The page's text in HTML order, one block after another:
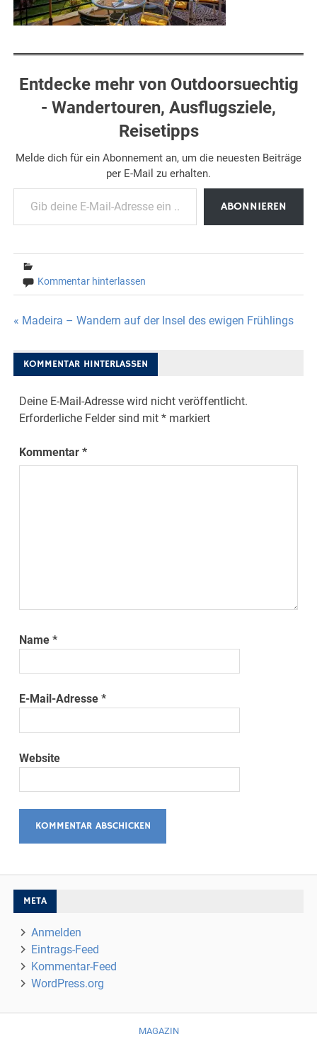
Entdecke mehr von Outdoorsuechtig
- Wandertouren, Ausflugsziele,
Reisetipps
Melde dich für ein Abonnement an, um die neuesten Beiträge
per E-Mail zu erhalten.
Gib deine E-Mail-Adresse ein ...
ABONNIEREN
Kommentar hinterlassen
Beitragsnavigation
« Madeira – Wandern auf der Insel des ewigen Frühlings
KOMMENTAR HINTERLASSEN
Deine E-Mail-Adresse wird nicht veröffentlicht.
Erforderliche Felder sind mit* markiert
Kommentar*
Name*
E-Mail-Adresse*
Website
META
Anmelden
Eintrags-Feed
Kommentar-Feed
WordPress.org
MAGAZIN